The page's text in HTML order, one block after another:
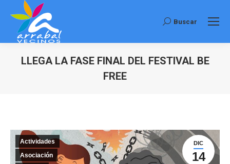
Buscar:
Buscar
LLEGA LA FASE FINAL DEL FESTIVAL BE
FREE
DIC
14
Actividades
Asociación